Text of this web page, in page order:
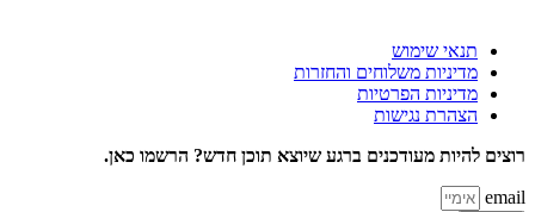
תנאי שימוש
מדיניות משלוחים והחזרות
מדיניות הפרטיות
הצהרת נגישות
רוצים להיות מעודכנים ברגע שיוצא תוכן חדש? הרשמו כאן.
email